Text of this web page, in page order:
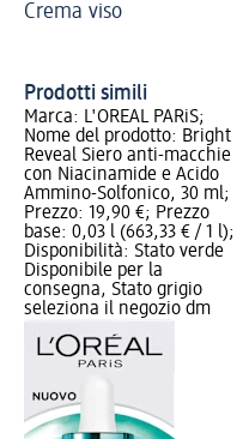
Crema viso
Prodotti simili
Marca: L'ORÉAL PARiS;
Nome del prodotto: Bright
Reveal Siero anti-macchie
con Niacinamide e Acido
Ammino-Solfonico, 30 ml;
Prezzo: 19,90 €; Prezzo
base: 0,03 l (663,33 € / 1 l);
Disponibilità: Stato verde
Disponibile per la
consegna, Stato grigio
seleziona il negozio dm